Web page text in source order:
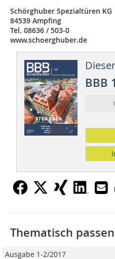
Schörghuber Spezialtüren KG
84539 Ampfing
Tel. 08636 / 503-0
www.schoerghuber.de
BBB
Thematisch
Ausgabe 1-2/2017